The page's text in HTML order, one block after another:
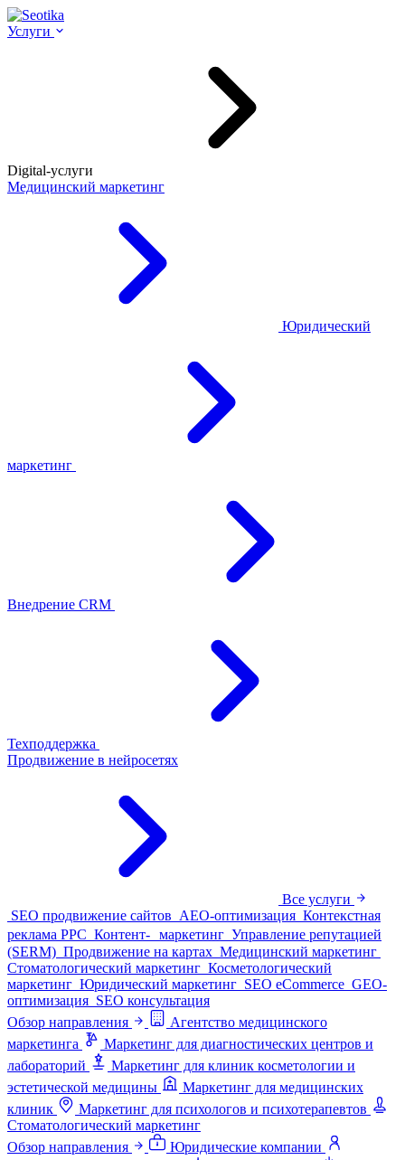
Услуги
Digital-услуги
Медицинский маркетинг
Юридический
маркетинг
Внедрение CRM
Техподдержка
Продвижение в нейросетях
Все услуги
SEO продвижение сайтов AEO-оптимизация Контекстная
реклама PPC Контент- маркетинг Управление репутацией
(SERM) Продвижение на картах Медицинский маркетинг
Стоматологический маркетинг Косметологический
маркетинг Юридический маркетинг SEO eCommerce GEO-
оптимизация SEO консультация
Обзор направления
Агентство медицинского
маркетинга
Маркетинг для диагностических центров и
лабораторий
Маркетинг для клиник косметологии и
эстетической медицины
Маркетинг для медицинских
клиник
Маркетинг для психологов и психотерапевтов
Стоматологический маркетинг
Обзор направления
Юридические компании